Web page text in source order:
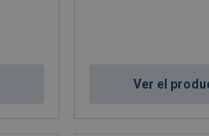
Ver el